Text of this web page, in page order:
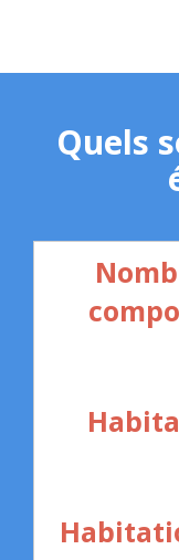
Quels